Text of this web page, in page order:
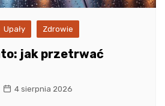
Upały Zdrowie
jak przetrwać
4 sierpnia 2026